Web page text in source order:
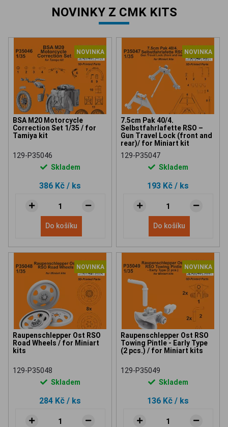
NOVINKY Z CMK KITS
NOVINKA
BSA M20 Motorcycle
Correction Set 1/35 / for
Tamiya kit
129-P35046
Skladem
386 Kč / ks
Do košíku
NOVINKA
7.5cm Pak 40/4.
Selbstfahrlafette RSO –
Gun Travel Lock (front and
rear)/ for Miniart kit
129-P35047
Skladem
193 Kč / ks
Do košíku
NOVINKA
Raupenschlepper Ost RSO
Road Wheels / for Miniart
kits
129-P35048
Skladem
284 Kč / ks
NOVINKA
Raupenschlepper Ost RSO
Towing Pintle - Early Type
(2 pcs.) / for Miniart kits
129-P35049
Skladem
136 Kč / ks